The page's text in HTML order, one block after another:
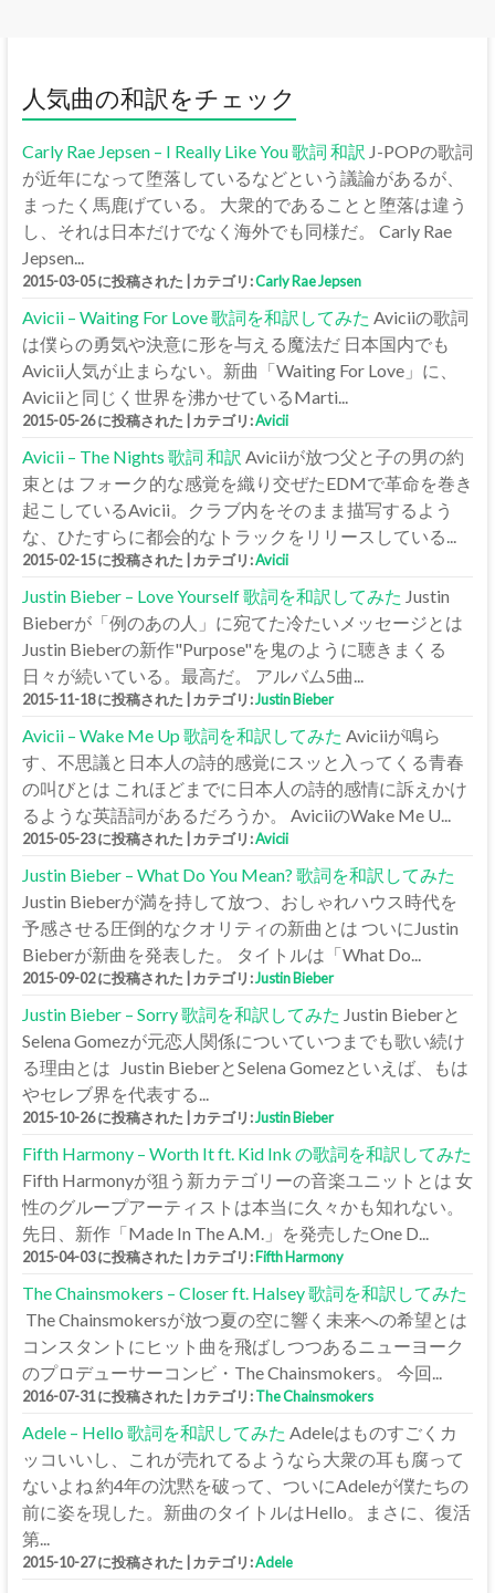
人気曲の和訳をチェック
Carly Rae Jepsen – I Really Like You 歌詞 和訳 J-POPの歌詞
が近年になって堕落しているなどという議論があるが、
まったく馬鹿げている。 大衆的であることと堕落は違う
し、それは日本だけでなく海外でも同様だ。 Carly Rae
Jepsen...
2015-03-05 に投稿された カテゴリ:Carly Rae Jepsen
Avicii – Waiting For Love 歌詞を和訳してみた Aviciiの歌詞
は僕らの勇気や決意に形を与える魔法だ 日本国内でも
Avicii人気が止まらない。新曲「Waiting For Love」に、
Aviciiと同じく世界を沸かせているMarti...
2015-05-26 に投稿された カテゴリ:Avicii
Avicii – The Nights 歌詞 和訳 Aviciiが放つ父と子の男の約
束とは フォーク的な感覚を織り交ぜたEDMで革命を巻き
起こしているAvicii。クラブ内をそのまま描写するよう
な、ひたすらに都会的なトラックをリリースしている...
2015-02-15 に投稿された カテゴリ:Avicii
Justin Bieber – Love Yourself 歌詞を和訳してみた Justin
Bieberが「例のあの人」に宛てた冷たいメッセージとは
Justin Bieberの新作"Purpose"を鬼のように聴きまくる
日々が続いている。最高だ。 アルバム5曲...
2015-11-18 に投稿された カテゴリ:Justin Bieber
Avicii – Wake Me Up 歌詞を和訳してみた Aviciiが鳴ら
す、不思議と日本人の詩的感覚にスッと入ってくる青春
の叫びとは これほどまでに日本人の詩的感情に訴えかけ
るような英語詞があるだろうか。 AviciiのWake Me U...
2015-05-23 に投稿された カテゴリ:Avicii
Justin Bieber – What Do You Mean? 歌詞を和訳してみた
Justin Bieberが満を持して放つ、おしゃれハウス時代を
予感させる圧倒的なクオリティの新曲とは ついにJustin
Bieberが新曲を発表した。 タイトルは「What Do...
2015-09-02 に投稿された カテゴリ:Justin Bieber
Justin Bieber – Sorry 歌詞を和訳してみた Justin Bieberと
Selena Gomezが元恋人関係についていつまでも歌い続け
る理由とは Justin BieberとSelena Gomezといえば、もは
やセレブ界を代表する...
2015-10-26 に投稿された カテゴリ:Justin Bieber
Fifth Harmony – Worth It ft. Kid Ink の歌詞を和訳してみた
Fifth Harmonyが狙う新カテゴリーの音楽ユニットとは 女
性のグループアーティストは本当に久々かも知れない。
先日、新作「Made In The A.M.」を発売したOne D...
2015-04-03 に投稿された カテゴリ:Fifth Harmony
The Chainsmokers – Closer ft. Halsey 歌詞を和訳してみた
The Chainsmokersが放つ夏の空に響く未来への希望とは
コンスタントにヒット曲を飛ばしつつあるニューヨーク
のプロデューサーコンビ・The Chainsmokers。 今回...
2016-07-31 に投稿された カテゴリ:The Chainsmokers
Adele – Hello 歌詞を和訳してみた Adeleはものすごくカ
ッコいいし、これが売れてるようなら大衆の耳も腐って
ないよね 約4年の沈黙を破って、ついにAdeleが僕たちの
前に姿を現した。新曲のタイトルはHello。まさに、復活
第...
2015-10-27 に投稿された カテゴリ:Adele